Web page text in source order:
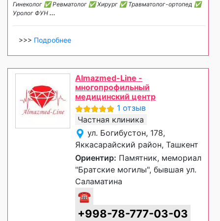
Гинеколог ✅ Ревматолог ✅ Хирург ✅ Травматолог-ортопед ✅
Уролог ФУН ...
>>> Подробнее
Almazmed-Line -
многопрофильный
медицинский центр
1 отзыв
Частная клиника
ул. Богибустон, 178,
Яккасарайский район, Ташкент
Ориентир: Памятник, мемориал
"Братские могилы", бывшая ул.
Саламатина
☎
+998-78-777-03-03